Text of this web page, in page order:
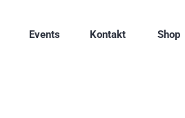
Events Kontakt Shop